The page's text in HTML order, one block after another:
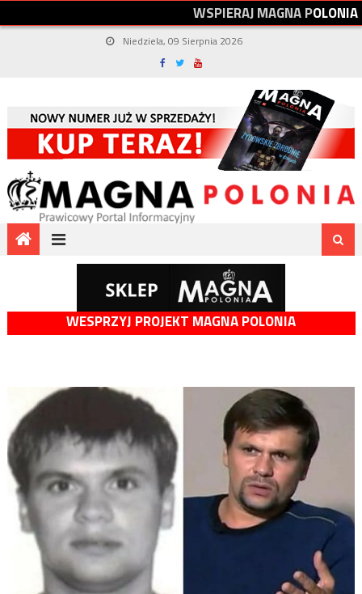
WSPIERAJMAGNAPOLONIA
Niedziela, 09 Sierpnia 2026
WESPRZYJ PROJEKT MAGNA POLONIA